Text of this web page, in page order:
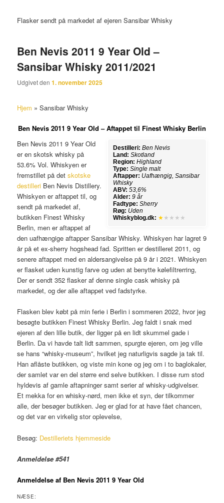
Flasker sendt på markedet af ejeren Sansibar Whisky
Ben Nevis 2011 9 Year Old –
Sansibar Whisky 2011/2021
Udgivet den1. november 2025
Hjem »Sansibar Whisky
Ben Nevis 2011 9 Year Old – Aftappet til Finest Whisky Berlin
Destilleri: Ben Nevis
Land: Skotland
Region: Highland
Type: Single malt
Aftapper: Uafhængig, Sansibar
Whisky
ABV: 53,6%
Alder: 9 år
Fadtype: Sherry
Røg: Uden
Whiskyblog.dk: ★ ★★★★
Ben Nevis 2011 9 Year Old
er en skotsk whisky på
53.6% Vol. Whiskyen er
fremstillet på detskotske
destilleri Ben Nevis Distillery.
Whiskyen er aftappet til, og
sendt på markedet af,
butikken Finest Whisky
Berlin, men er aftappet af
den uafhængige aftapper Sansibar Whisky. Whiskyen har lagret 9
år på et ex-sherry hogshead fad. Spritten er destilleret 2011, og
senere aftappet med en aldersangivelse på 9 år i 2021. Whiskyen
er flasket uden kunstig farve og uden at benytte kølefiltrerring,
Der er sendt 352 flasker af denne single cask whisky på
markedet, og der alle aftappet ved fadstyrke.
Flasken blev købt på min ferie i Berlin i sommeren 2022, hvor jeg
besøgte butikken Finest Whisky Berlin. Jeg faldt i snak med
ejeren af den lille butik, der ligger på en lidt skummel gade i
Berlin. Da vi havde talt lidt sammen, spurgte ejeren, om jeg ville
se hans “whisky-museum”, hvilket jeg naturligvis sagde ja tak til.
Han aflåste butikken, og viste min kone og jeg om i to baglokaler,
der samlet var en del større end selve butikken. I disse rum stod
hyldevis af gamle aftapninger samt serier af whisky-udgivelser.
Et mekka for en whisky-nørd, men ikke et syn, der tilkommer
alle, der besøger butikken. Jeg er glad for at have fået chancen,
og det var en virkelig stor oplevelse,
Besøg: Destilleriets hjemmeside
Anmeldelse #541
Anmeldelse af Ben Nevis 2011 9 Year Old
NÆSE: